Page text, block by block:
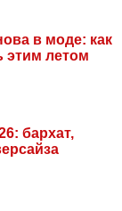
в моде: как
этим летом
бархат,